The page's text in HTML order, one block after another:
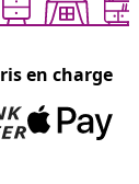
en charge